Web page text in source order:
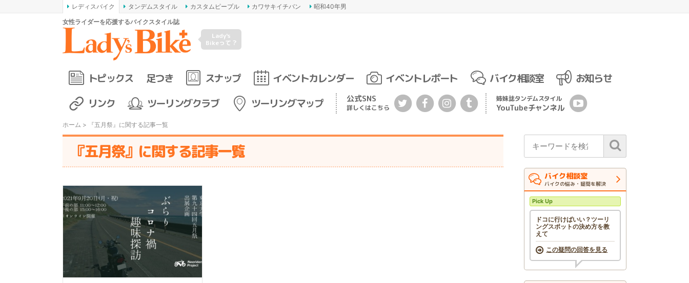
レディスバイク タンデムスタイル カスタムピープル カワサキイチバン
昭和40年男
女性ライダーを応援するバイクスタイル誌
Lady's
Bikeって？
トピックス 足つき スナップ イベントカレンダー イベントレポート バイク相談室
お知らせ
リンク
ツーリングクラブ ツーリングマップ 公式SNS
詳しくはこちら
姉妹誌タンデムスタイル
YouTubeチャンネル
ホーム > 『五月祭』に関する記事一覧
『五月祭』に関する記事一覧
バイク相談室
バイクの悩み・疑問を解決
Pick Up
ドコに行けばいい？ツーリ
ングスポットの決め方を教
えて
この疑問の回答を見る